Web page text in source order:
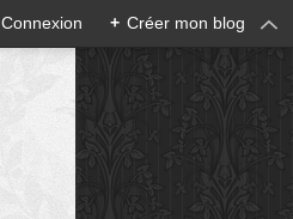
Connexion + Créer mon blog